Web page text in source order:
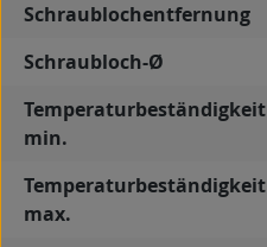
Schraublochentfernung
Schraubloch-Ø
Temperaturbeständigkeit
min.
Temperaturbeständigkeit
max.